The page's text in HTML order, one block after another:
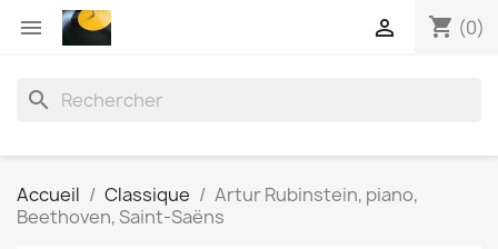
 shopping_cart (0)

search
Accueil Classique
Artur Rubinstein, piano,
Beethoven, Saint-Saëns